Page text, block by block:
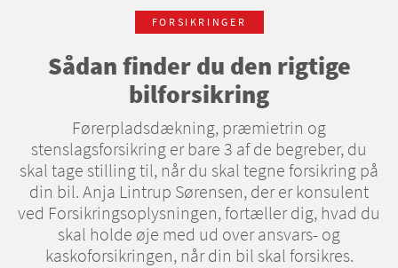
FORSIKRINGER
Sådan finder du den rigtige
bilforsikring
Førerpladsdækning, præmietrin og
stenslagsforsikring er bare 3 af de begreber, du
skal tage stilling til, når du skal tegne forsikring på
din bil. Anja Lintrup Sørensen, der er konsulent
ved Forsikringsoplysningen, fortæller dig, hvad du
skal holde øje med ud over ansvars- og
kaskoforsikringen, når din bil skal forsikres.